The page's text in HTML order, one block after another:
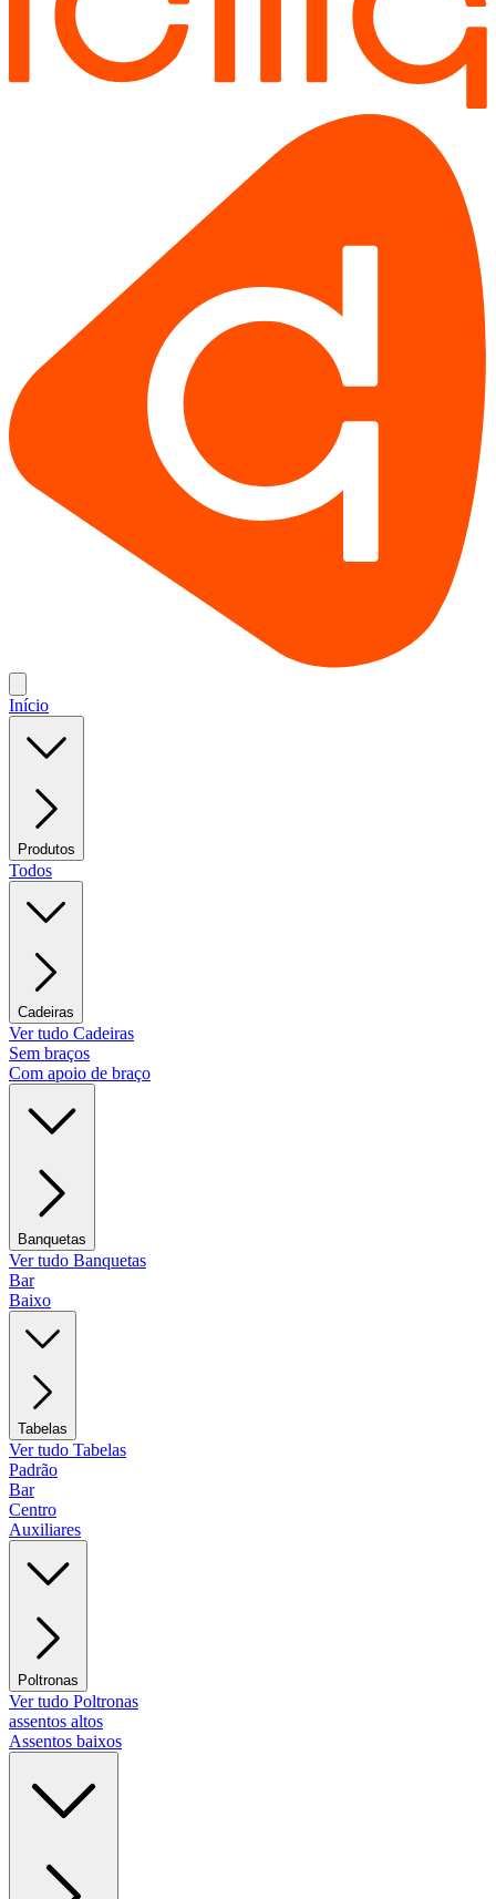
Início
Produtos
Todos
Cadeiras
Ver tudo Cadeiras
Sem braços
Com apoio de braço
Banquetas
Ver tudo Banquetas
Bar
Baixo
Tabelas
Ver tudo Tabelas
Padrão
Bar
Centro
Auxiliares
Poltronas
Ver tudo Poltronas
assentos altos
Assentos baixos